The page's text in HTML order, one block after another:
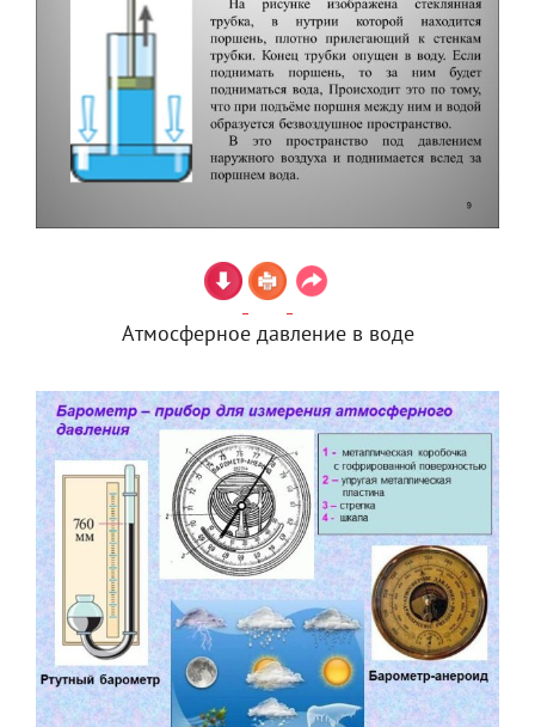
Атмосферное давление в воде